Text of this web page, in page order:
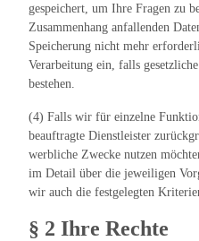
gespeichert, um Ihre Fragen zu
Zusammenhang anfallenden
Speicherung nicht mehr
Verarbeitung ein, falls
bestehen.
(4) Falls wir für einzelne
beauftragte Dienstleister
werbliche Zwecke nutzen
im Detail über die jeweiligen
wir auch die festgelegten
§ 2 Ihre Rechte